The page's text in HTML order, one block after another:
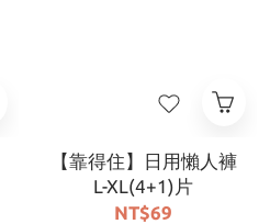
【靠得住】日用懶人褲
L-XL(4+1)片
NT$69